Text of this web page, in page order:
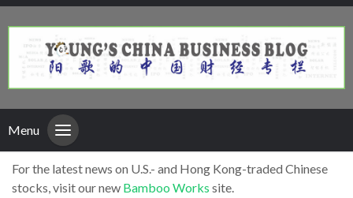
Menu
For the latest news on U.S.- and Hong Kong-traded Chinese
stocks, visit our new Bamboo Works site.